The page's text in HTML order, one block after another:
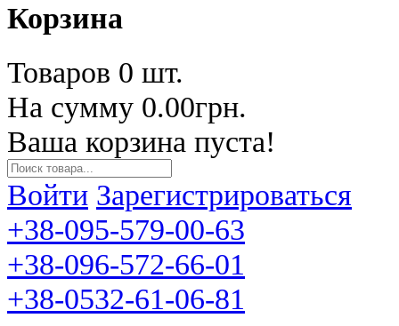
Корзина
Товаров 0 шт.
На сумму 0.00грн.
Ваша корзина пуста!
Войти Зарегистрироваться
+38-095-579-00-63
+38-096-572-66-01
+38-0532-61-06-81